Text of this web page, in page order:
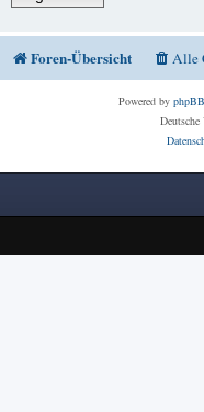
Foren-Übersicht Alle
Powered by phpBB
Deutsche